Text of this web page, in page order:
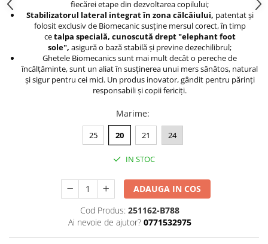
fiecărei etape din dezvoltarea copilului;
Stabilizatorul lateral integrat în zona călcâiului, patentat şi
folosit exclusiv de Biomecanic susține mersul corect, în timp
cetalpa specială, cunoscută drept "elephant foot
sole", asigură o bază stabilă și previne dezechilibrul;
Ghetele Biomecanics sunt mai mult decât o pereche de
încălțăminte, sunt un aliat în susținerea unui mers sănătos, natural
și sigur pentru cei mici. Un produs inovator, gândit pentru părinți
responsabili și copii fericiți.
Marime:
25 20 21 24
IN STOC
ADAUGA IN COS
Cod Produs: 251162-B788
Ai nevoie de ajutor? 0771532975